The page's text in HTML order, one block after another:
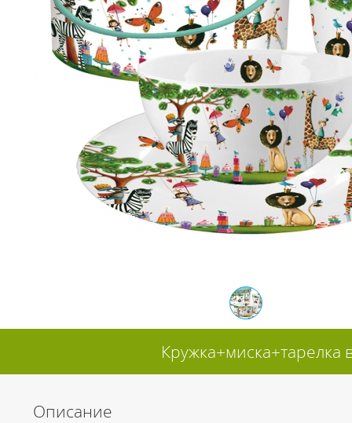
Описание